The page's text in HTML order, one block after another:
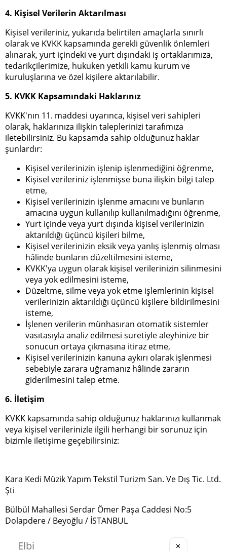
4. Kişisel Verilerin Aktarılması
Kişisel verileriniz, yukarıda belirtilen amaçlarla sınırlı
olarak ve KVKK kapsamında gerekli güvenlik önlemleri
alınarak, yurt içindeki ve yurt dışındaki iş ortaklarımıza,
tedarikçilerimize, hukuken yetkili kamu kurum ve
kuruluşlarına ve özel kişilere aktarılabilir.
5. KVKK Kapsamındaki Haklarınız
KVKK'nın 11. maddesi uyarınca, kişisel veri sahipleri
olarak, haklarınıza ilişkin taleplerinizi tarafımıza
iletebilirsiniz. Bu kapsamda sahip olduğunuz haklar
şunlardır:
Kişisel verilerinizin işlenip işlenmediğini öğrenme,
Kişisel verileriniz işlenmişse buna ilişkin bilgi talep
etme,
Kişisel verilerinizin işlenme amacını ve bunların
amacına uygun kullanılıp kullanılmadığını öğrenme,
Yurt içinde veya yurt dışında kişisel verilerinizin
aktarıldığı üçüncü kişileri bilme,
Kişisel verilerinizin eksik veya yanlış işlenmiş olması
hâlinde bunların düzeltilmesini isteme,
KVKK'ya uygun olarak kişisel verilerinizin silinmesini
veya yok edilmesini isteme,
Düzeltme, silme veya yok etme işlemlerinin kişisel
verilerinizin aktarıldığı üçüncü kişilere bildirilmesini
isteme,
İşlenen verilerin münhasıran otomatik sistemler
vasıtasıyla analiz edilmesi suretiyle aleyhinize bir
sonucun ortaya çıkmasına itiraz etme,
Kişisel verilerinizin kanuna aykırı olarak işlenmesi
sebebiyle zarara uğramanız hâlinde zararın
giderilmesini talep etme.
6. İletişim
KVKK kapsamında sahip olduğunuz haklarınızı kullanmak
veya kişisel verilerinizle ilgili herhangi bir sorunuz için
bizimle iletişime geçebilirsiniz:
Kara Kedi Müzik Yapım Tekstil Turizm San. Ve Dış Tic. Ltd.
Şti
Bülbül Mahallesi Serdar Ömer Paşa Caddesi No:5
Dolapdere / Beyoğlu / İSTANBUL
destek@kostebek.com.tr
✕